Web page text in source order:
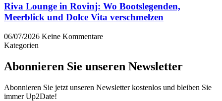
Riva Lounge in Rovinj: Wo Bootslegenden,
Meerblick und Dolce Vita verschmelzen
06/07/2026 Keine Kommentare
Kategorien
Abonnieren Sie unseren Newsletter
Abonnieren Sie jetzt unseren Newsletter kostenlos und bleiben Sie
immer Up2Date!